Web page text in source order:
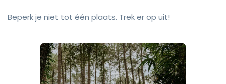
Beperk je niet tot één plaats. Trek er op uit!